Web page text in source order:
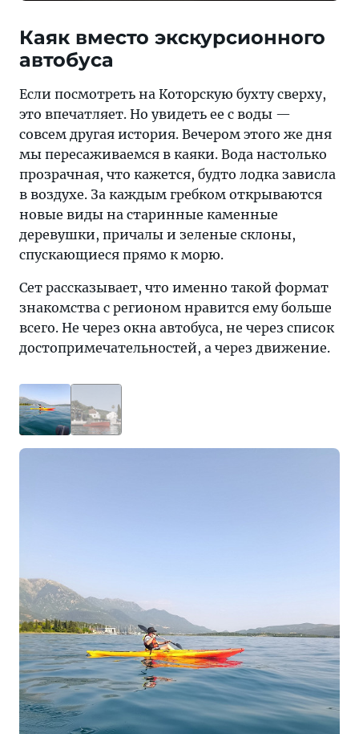
Каяк вместо экскурсионного
автобуса
Если посмотреть на Которскую бухту сверху,
это впечатляет. Но увидеть ее с воды —
совсем другая история. Вечером этого же дня
мы пересаживаемся в каяки. Вода настолько
прозрачная, что кажется, будто лодка зависла
в воздухе. За каждым гребком открываются
новые виды на старинные каменные
деревушки, причалы и зеленые склоны,
спускающиеся прямо к морю.
Сет рассказывает, что именно такой формат
знакомства с регионом нравится ему больше
всего. Не через окна автобуса, не через список
достопримечательностей, а через движение.